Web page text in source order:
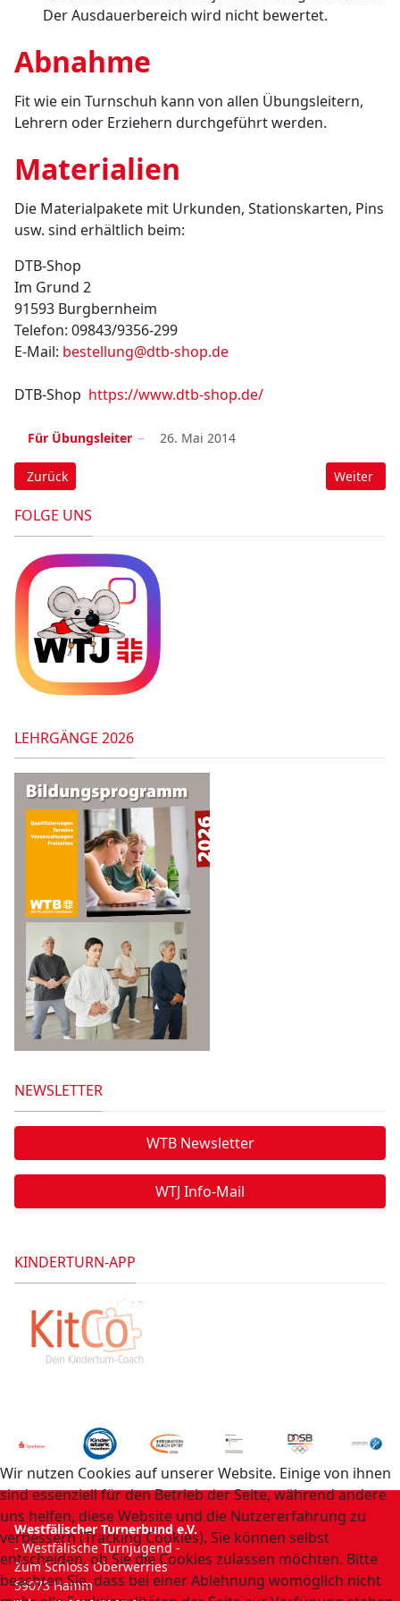
Der Ausdauerbereich wird nicht bewertet.
Abnahme
Fit wie ein Turnschuh kann von allen Übungsleitern,
Lehrern oder Erziehern durchgeführt werden.
Materialien
Die Materialpakete mit Urkunden, Stationskarten, Pins
usw. sind erhältlich beim:
DTB-Shop
Im Grund 2
91593 Burgbernheim
Telefon: 09843/9356-299
E-Mail: bestellung@dtb-shop.de
DTB-Shop https://www.dtb-shop.de/
Für Übungsleiter 26. Mai 2014
Vorheriger Beitrag: Muckitest
Zurück Nächster
Weiter
FOLGE UNS
LEHRGÄNGE 2026
NEWSLETTER
WTB Newsletter
WTJ Info-Mail
KINDERTURN-APP
Westfälischer Turnerbund e.V.
- Westfälische Turnjugend -
Zum Schloss Oberwerries
59073 Hamm
Wir nutzen Cookies auf unserer Website. Einige von ihnen
sind essenziell für den Betrieb der Seite, während andere
uns helfen, diese Website und die Nutzererfahrung zu
verbessern (Tracking Cookies). Sie können selbst
entscheiden, ob Sie die Cookies zulassen möchten. Bitte
beachten Sie, dass bei einer Ablehnung womöglich nicht